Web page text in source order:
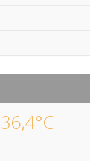
36,4°C